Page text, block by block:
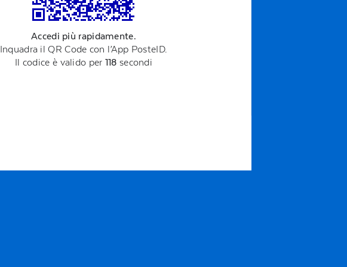
Accedi più rapidamente.
Inquadra il QR Code con l’App PosteID.
Il codice è valido per117 secondi